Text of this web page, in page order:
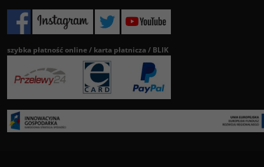
szybka płatność online / karta płatnicza / BLIK